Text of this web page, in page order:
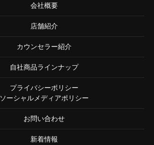
会社概要
店舗紹介
カウンセラー紹介
自社商品ラインナップ
プライバシーポリシー
ソーシャルメディアポリシー
お問い合わせ
新着情報